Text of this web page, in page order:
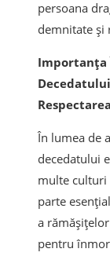
persoana
demnitate și
Importanța
În lumea de
decedatului
multe culturi
parte
a
pentru